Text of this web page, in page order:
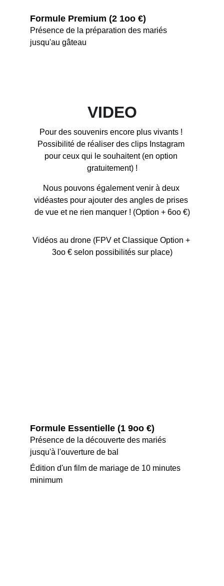
Présence de la préparation des mariés
jusqu'au gâteau
Formule Premium (2 1oo €)
VIDEO
Pour des souvenirs encore plus vivants !
Possibilité de réaliser des clips Instagram
pour ceux qui le souhaitent (en option
gratuitement) !
Formule Essentielle (1 9oo €)
Présence de la découverte des mariés
jusqu'à l'ouverture de bal
Édition d'un film de mariage de 10 minutes
minimum
Nous pouvons également venir à deux
vidéastes pour ajouter des angles de prises
de vue et ne rien manquer ! (Option + 6oo €)
Vidéos au drone (FPV et Classique Option +
3oo € selon possibilités sur place)